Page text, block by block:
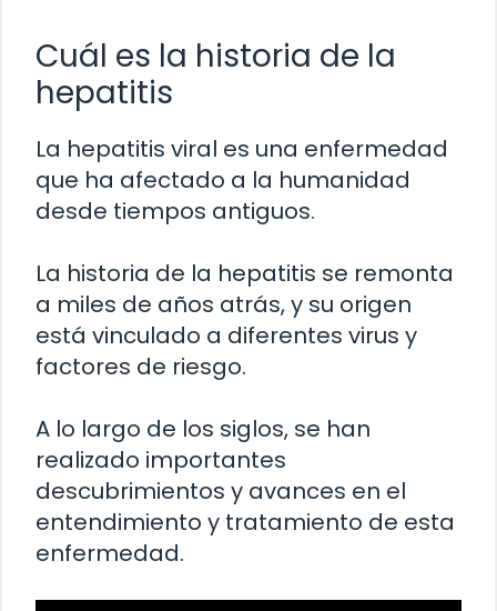
Cuál es la historia de la
hepatitis
La hepatitis viral es una enfermedad
que ha afectado a la humanidad
desde tiempos antiguos.
La historia de la hepatitis se remonta
a miles de años atrás, y su origen
está vinculado a diferentes virus y
factores de riesgo.
A lo largo de los siglos, se han
realizado importantes
descubrimientos y avances en el
entendimiento y tratamiento de esta
enfermedad.